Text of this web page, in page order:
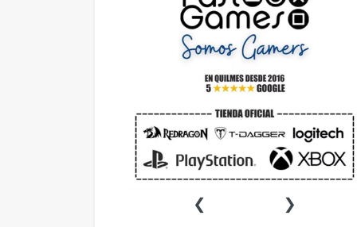
Gaming Accesorios
Gaming Mouse
Gaming Mouse Pads
‹ ›